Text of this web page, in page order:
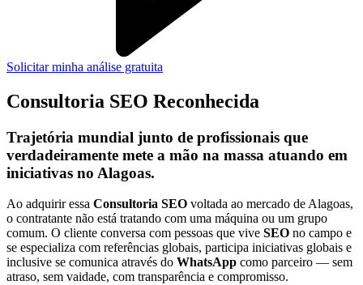
Solicitar minha análise gratuita
Consultoria SEO Reconhecida
Trajetória mundial junto de profissionais que
verdadeiramente mete a mão na massa atuando em
iniciativas no Alagoas.
Ao adquirir essa Consultoria SEO voltada ao mercado de Alagoas,
o contratante não está tratando com uma máquina ou um grupo
comum. O cliente conversa com pessoas que vive SEO no campo e
se especializa com referências globais, participa iniciativas globais e
inclusive se comunica através do WhatsApp como parceiro — sem
atraso, sem vaidade, com transparência e compromisso.